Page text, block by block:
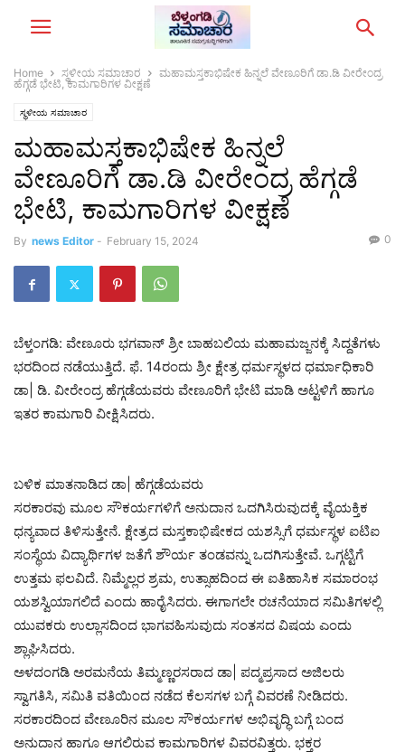
Home ಸ್ಥಳೀಯ ಸಮಾಚಾರ
ಮಹಾಮಸ್ತಕಾಭಿಷೇಕ ಹಿನ್ನಲೆ ವೇಣೂರಿಗೆ ಡಾ.ಡಿ ವೀರೇಂದ್ರ
ಹೆಗ್ಗಡೆ ಭೇಟಿ, ಕಾಮಗಾರಿಗಳ ವೀಕ್ಷಣೆ
ಸ್ಥಳೀಯ ಸಮಾಚಾರ
ಮಹಾಮಸ್ತಕಾಭಿಷೇಕ ಹಿನ್ನಲೆ
ವೇಣೂರಿಗೆ ಡಾ.ಡಿ ವೀರೇಂದ್ರ ಹೆಗ್ಗಡೆ
ಭೇಟಿ, ಕಾಮಗಾರಿಗಳ ವೀಕ್ಷಣೆ
By news Editor - February 15, 2024 0
ಬೆಳ್ತಂಗಡಿ: ವೇಣೂರು ಭಗವಾನ್‌ ಶ್ರೀ ಬಾಹಬಲಿಯ ಮಹಾಮಜ್ಜನಕ್ಕೆ ಸಿದ್ದತೆಗಳು
ಭರದಿಂದ ನಡೆಯುತ್ತಿದೆ. ಫೆ. 14ರಂದು ಶ್ರೀ ಕ್ಷೇತ್ರ ಧರ್ಮಸ್ಥಳದ ಧರ್ಮಾಧಿಕಾರಿ
ಡಾ| ಡಿ. ವೀರೇಂದ್ರ ಹೆಗ್ಗಡೆಯವರು ವೇಣೂರಿಗೆ ಭೇಟಿ ಮಾಡಿ ಅಟ್ಟಳಿಗೆ ಹಾಗೂ
ಇತರ ಕಾಮಗಾರಿ ವೀಕ್ಷಿಸಿದರು.
ಬಳಿಕ ಮಾತನಾಡಿದ ಡಾ| ಹೆಗ್ಗಡೆಯವರು
ಸರಕಾರವು ಮೂಲ ಸೌಕರ್ಯಗಳಿಗೆ ಅನುದಾನ ಒದಗಿಸಿರುವುದಕ್ಕೆ ವೈಯಕ್ತಿಕ
ಧನ್ಯವಾದ ತಿಳಿಸುತ್ತೇನೆ. ಕ್ಷೇತ್ರದ ಮಸ್ತಕಾಭಿಷೇಕದ ಯಶಸ್ಸಿಗೆ ಧರ್ಮಸ್ಥಳ ಐಟಿಐ
ಸಂಸ್ಥೆಯ ವಿದ್ಯಾರ್ಥಿಗಳ ಜತೆಗೆ ಶೌರ್ಯ ತಂಡವನ್ನು ಒದಗಿಸುತ್ತೇವೆ. ಒಗ್ಗಟ್ಟಿಗೆ
ಉತ್ತಮ ಫಲವಿದೆ. ನಿಮ್ಮೆಲ್ಲರ ಶ್ರಮ, ಉತ್ಸಾಹದಿಂದ ಈ ಐತಿಹಾಸಿಕ ಸಮಾರಂಭ
ಯಶಸ್ವಿಯಾಗಲಿದೆ ಎಂದು ಹಾರೈಸಿದರು. ಈಗಾಗಲೇ ರಚನೆಯಾದ ಸಮಿತಿಗಳಲ್ಲಿ
ಯುವಕರು ಉಲ್ಲಾಸದಿಂದ ಭಾಗವಹಿಸುವುದು ಸಂತಸದ ವಿಷಯ ಎಂದು
ಶ್ಲಾಘಿಸಿದರು.
ಅಳದಂಗಡಿ ಅರಮನೆಯ ತಿಮ್ಮಣ್ಣರಸರಾದ ಡಾ| ಪದ್ಮಪ್ರಸಾದ ಅಜಿಲರು
ಸ್ವಾಗತಿಸಿ, ಸಮಿತಿ ವತಿಯಿಂದ ನಡೆದ ಕೆಲಸಗಳ ಬಗ್ಗೆ ವಿವರಣೆ ನೀಡಿದರು.
ಸರಕಾರದಿಂದ ವೇಣೂರಿನ ಮೂಲ ಸೌಕರ್ಯಗಳ ಅಭಿವೃದ್ಧಿ ಬಗ್ಗೆ ಬಂದ
ಅನುದಾನ ಹಾಗೂ ಆಗಲಿರುವ ಕಾಮಗಾರಿಗಳ ವಿವರವಿತ್ತರು. ಭಕ್ತರ